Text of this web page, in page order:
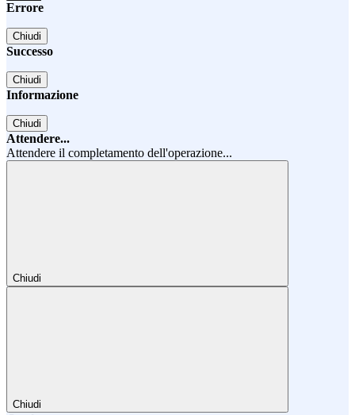
Errore
Chiudi
Successo
Chiudi
Informazione
Chiudi
Attendere...
Attendere il completamento dell'operazione...
Chiudi
Chiudi